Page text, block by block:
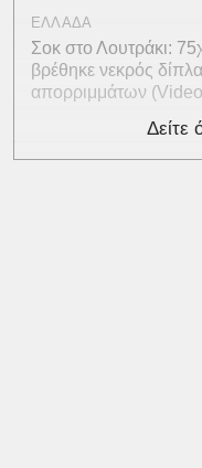
ΕΛΛΑΔΑ
Σοκ στο Λουτράκι:
βρέθηκε νεκρός
απορριμμάτων
Δείτε